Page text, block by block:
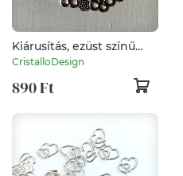
Kiárusítás, ezüst színű
hópehely, fém medál
CristalloDesign
890 Ft